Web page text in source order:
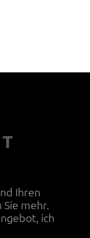
Ihren
mehr.
ich